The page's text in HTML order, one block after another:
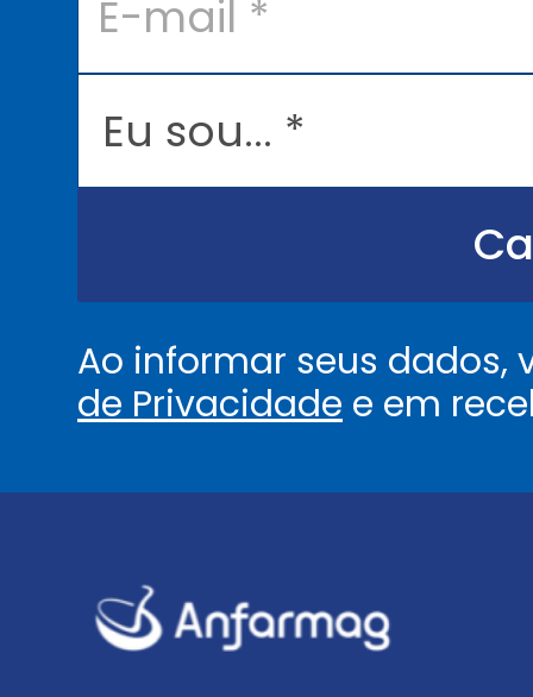
lE
.
Ao informar seus
de Privacidade e em